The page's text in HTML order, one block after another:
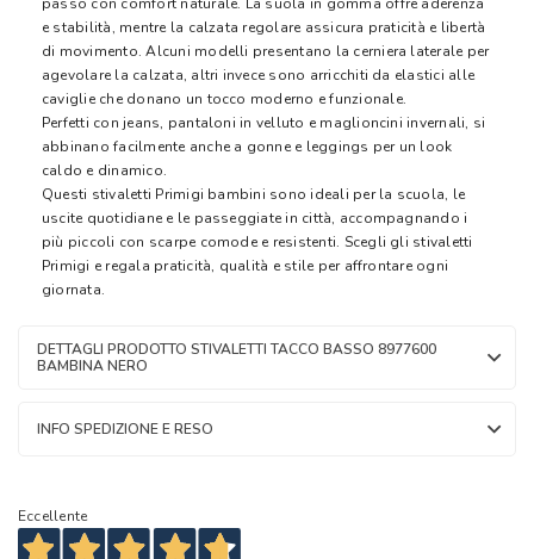
e stabilità, mentre la calzata regolare assicura praticità e libertà
di movimento. Alcuni modelli presentano la cerniera laterale per
agevolare la calzata, altri invece sono arricchiti da elastici alle
caviglie che donano un tocco moderno e funzionale.
Perfetti con jeans, pantaloni in velluto e maglioncini invernali, si
abbinano facilmente anche a gonne e leggings per un look
caldo e dinamico.
Questi stivaletti Primigi bambini sono ideali per la scuola, le
uscite quotidiane e le passeggiate in città, accompagnando i
più piccoli con scarpe comode e resistenti. Scegli gli stivaletti
Primigi e regala praticità, qualità e stile per affrontare ogni
giornata.
DETTAGLI PRODOTTO STIVALETTI TACCO BASSO 8977600
BAMBINA NERO
INFO SPEDIZIONE E RESO
Eccellente